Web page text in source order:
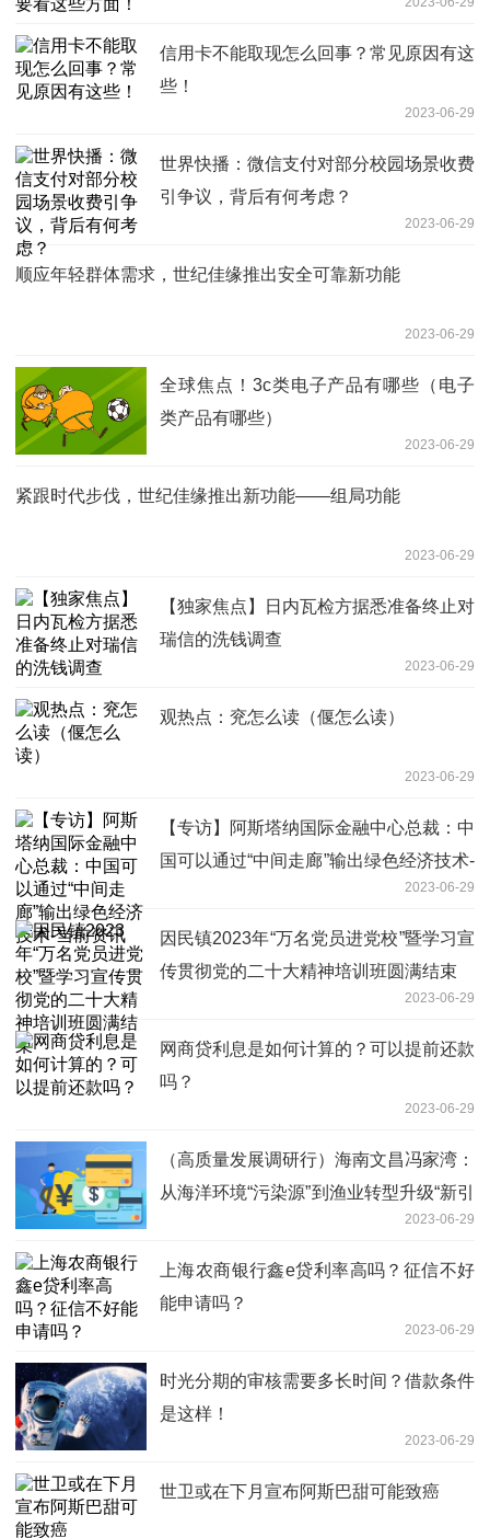
信用卡不能取现怎么回事？常见原因有这
些！
2023-06-29
世界快播：微信支付对部分校园场景收费
引争议，背后有何考虑？
2023-06-29
顺应年轻群体需求，世纪佳缘推出安全可靠新功能
2023-06-29
全球焦点！3c类电子产品有哪些（电子
类产品有哪些）
2023-06-29
紧跟时代步伐，世纪佳缘推出新功能——组局功能
2023-06-29
【独家焦点】日内瓦检方据悉准备终止对
瑞信的洗钱调查
2023-06-29
观热点：兖怎么读（偃怎么读）
2023-06-29
【专访】阿斯塔纳国际金融中心总裁：中
国可以通过“中间走廊”输出绿色经济技术-
2023-06-29
因民镇2023年“万名党员进党校”暨学习宣
传贯彻党的二十大精神培训班圆满结束
2023-06-29
网商贷利息是如何计算的？可以提前还款
吗？
2023-06-29
（高质量发展调研行）海南文昌冯家湾：
从海洋环境“污染源”到渔业转型升级“新引
2023-06-29
上海农商银行鑫e贷利率高吗？征信不好
能申请吗？
2023-06-29
时光分期的审核需要多长时间？借款条件
是这样！
2023-06-29
世卫或在下月宣布阿斯巴甜可能致癌